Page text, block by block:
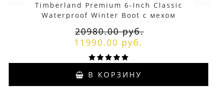
Timberland Premium 6-Inch Classic
Waterproof Winter Boot с мехом
20980.00 руб.
11990.00 руб.
В КОРЗИНУ